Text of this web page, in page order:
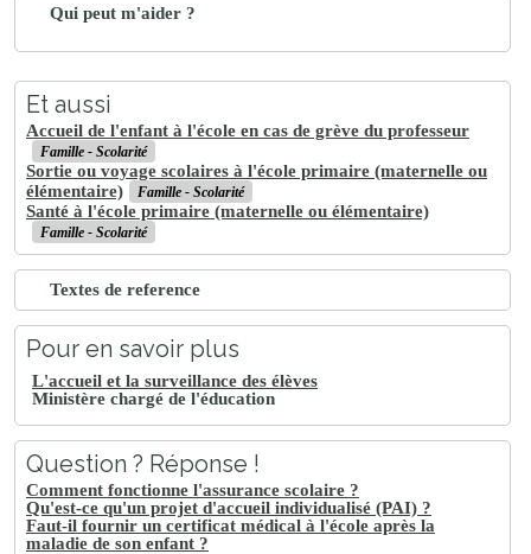
Qui peut m'aider ?
Et aussi
Accueil de l'enfant à l'école en cas de grève du professeur
Famille - Scolarité
Sortie ou voyage scolaires à l'école primaire (maternelle ou
élémentaire)
Famille - Scolarité
Santé à l'école primaire (maternelle ou élémentaire)
Famille - Scolarité
Textes de reference
Pour en savoir plus
L'accueil et la surveillance des élèves
Ministère chargé de l'éducation
Question ? Réponse !
Comment fonctionne l'assurance scolaire ?
Qu'est-ce qu'un projet d'accueil individualisé (PAI) ?
Faut-il fournir un certificat médical à l'école après la
maladie de son enfant ?